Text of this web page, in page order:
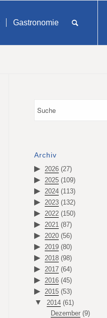
Gastronomie
Archiv
2026 (27)
2025 (109)
2024 (113)
2023 (132)
2022 (150)
2021 (87)
2020 (56)
2019 (80)
2018 (98)
2017 (64)
2016 (45)
2015 (53)
2014 (61)
Dezember(9)